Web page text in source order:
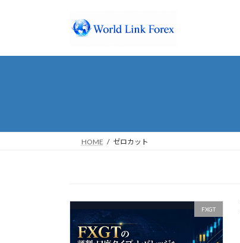
プ
動
HOME ゼロカット
FXGT